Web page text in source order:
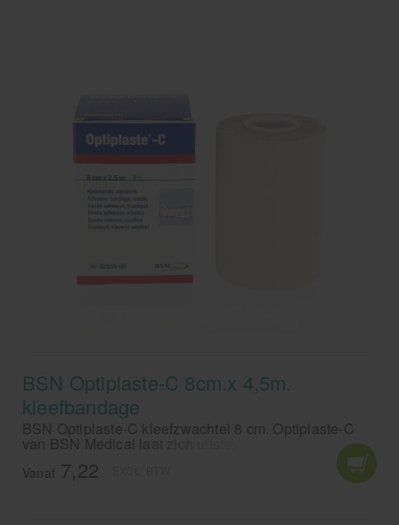
BSN Optiplaste-C 8cm.x 4,5m.
kleefbandage
BSN Optiplaste-C kleefzwachtel 8 cm. Optiplaste-C
van BSN Medical laat zich uitstekend naar de
lichaamscontouren modelleren en verschuift niet.
Vanaf 7,22